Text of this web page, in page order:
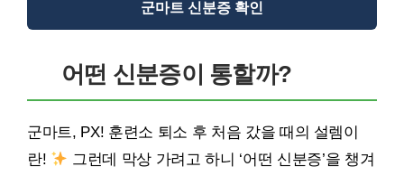
군마트 신분증 확인
어떤 신분증이 통할까?
군마트, PX! 훈련소 퇴소 후 처음 갔을 때의 설렘이
란!
그런데 막상 가려고 하니 ‘어떤 신분증’을 챙겨